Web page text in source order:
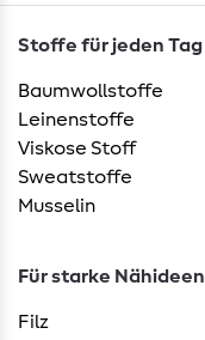
Stoffe für jeden Tag
Baumwollstoffe
Leinenstoffe
Viskose Stoff
Sweatstoffe
Musselin
Für starke Nähideen
Filz